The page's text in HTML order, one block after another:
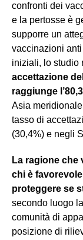
confronti dei
e la pertosse è
supporre un
vaccinazioni
iniziali, lo studio
accettazione
raggiunge
Asia
tasso di
(30,4%) e negli
La ragione che
chi è
proteggere se
secondo luogo
comunità di
posizione di